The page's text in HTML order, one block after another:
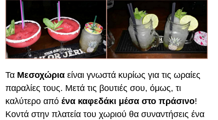
Τα Μεσοχώριαείναι γνωστά κυρίως για τις ωραίες
παραλίες τους. Μετά τις βουτιές σου, όμως, τι
καλύτερο απόένα καφεδάκι μέσα στο πράσινο!
Κοντά στην πλατεία του χωριού θα συναντήσεις ένα